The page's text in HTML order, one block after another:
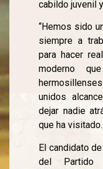
cabildo juvenil
“Hemos sido
siempre a
para hacer
moderno
unidos
dejar nadie
que ha visitado.
El candidato
del Partido